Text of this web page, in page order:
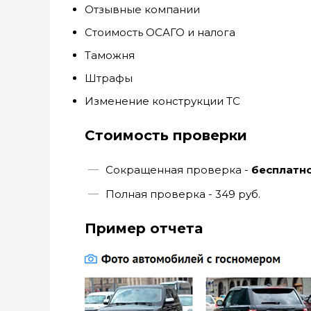
Отзывные компании
Стоимость ОСАГО и налога
Таможня
Штрафы
Изменение конструкции ТС
Стоимость проверки
Сокращенная проверка -
Полная проверка - 349 руб.
Пример отчета